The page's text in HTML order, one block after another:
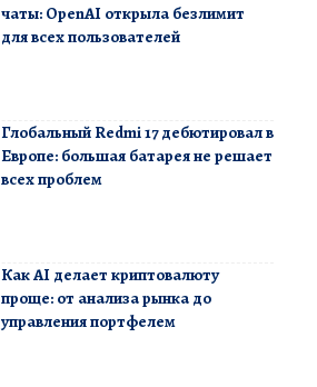
чаты: OpenAI открыла безлимит
для всех пользователей
Глобальный Redmi 17 дебютировал в
Европе: большая батарея не решает
всех проблем
Как AI делает криптовалюту
проще: от анализа рынка до
управления портфелем